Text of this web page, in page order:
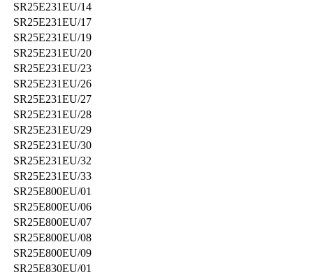
SR25E231EU/14
SR25E231EU/17
SR25E231EU/19
SR25E231EU/20
SR25E231EU/23
SR25E231EU/26
SR25E231EU/27
SR25E231EU/28
SR25E231EU/29
SR25E231EU/30
SR25E231EU/32
SR25E231EU/33
SR25E800EU/01
SR25E800EU/06
SR25E800EU/07
SR25E800EU/08
SR25E800EU/09
SR25E830EU/01